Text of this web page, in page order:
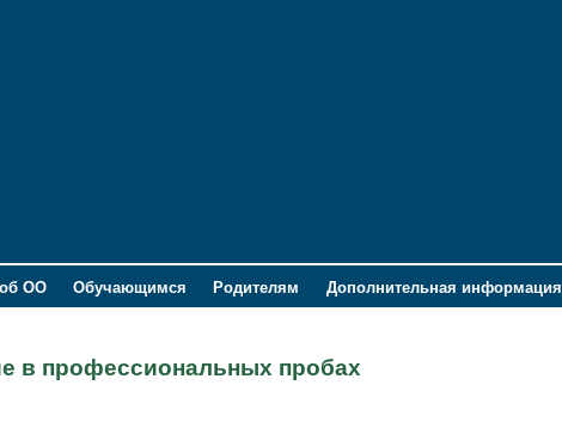
ОО Обучающимся Родителям Дополнительная информация
в профессиональных пробах